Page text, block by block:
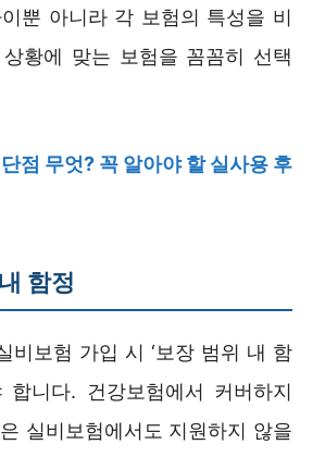
뿐 아니라 각 보험의 특성을 비
황에 맞는 보험을 꼼꼼히 선택
점 무엇? 꼭 알아야 할 실사용 후
함정
비보험 가입 시 ‘보장 범위 내 함
합니다. 건강보험에서 커버하지
실비보험에서도 지원하지 않을